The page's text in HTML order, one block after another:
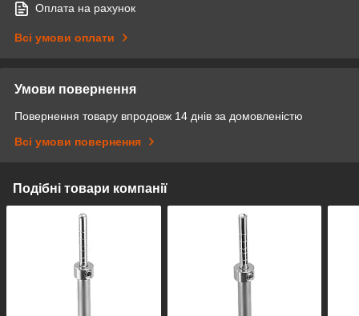
Оплата на рахунок
Всі умови оплати
Умови повернення
Повернення товару впродовж 14 днів за домовленістю
Всі умови повернення
Подібні товари компанії